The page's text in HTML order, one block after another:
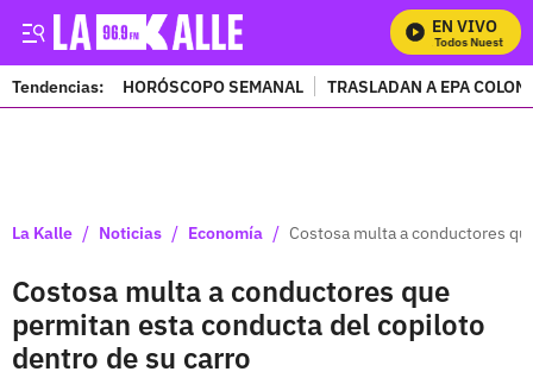
EN VIVO
Mira Todos Nuestros
Tendencias: HORÓSCOPO SEMANAL TRASLADAN A EPA
La Kalle / Noticias / Economía / Costosa multa a conductores
Costosa multa a conductores que
permitan esta conducta del copiloto
dentro de su carro